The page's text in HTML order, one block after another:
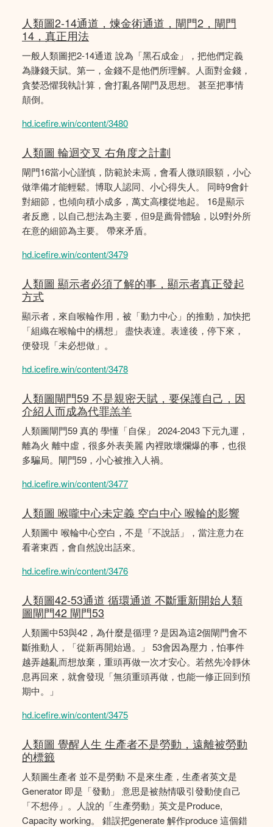
人類圖2-14通道，煉金術通道，閘門2，閘門
14，真正用法
一般人類圖把2-14通道 說為「黑石成金」，把他們定義
為賺錢天賦。第一，金錢不是他們所理解。人面對金錢，
貪婪恐懼我執計算，會打亂各閘門及思想。 甚至把事情
顛倒。
hd.icefire.win/content/3480
人類圖 輪迴交叉 右角度之計劃
閘門16當小心謹慎，防範於未焉，會看人微頭眼額，小心
做準備才能輕鬆。博取人認同、小心得失人。 同時9會針
對細節，也傾向積小成多，萬丈高樓從地起。 16是顯示
者反應，以自己想法為主要，但9是薦骨體驗，以9對外所
在意的細節為主要。 帶來矛盾。
hd.icefire.win/content/3479
人類圖 顯示者必須了解的事，顯示者真正發起
方式
顯示者，來自喉輪作用，被「動力中心」的推動，加快把
「組織在喉輪中的構想」 盡快表達。表達後，停下來，
便發現「未必想做」。
hd.icefire.win/content/3478
人類圖閘門59 不是親密天賦，要保護自己，因
介紹人而成為代罪羔羊
人類圖閘門59 真的 學懂「自保」 2024-2043 下元九運，
離為火 離中虛，很多外表美麗 內裡敗壞爛爆的事，也很
多騙局。閘門59，小心被推入人禍。
hd.icefire.win/content/3477
人類圖 喉嚨中心未定義 空白中心 喉輪的影響
人類圖中 喉輪中心空白，不是「不說話」，當注意力在
看著東西，會自然說出話來。
hd.icefire.win/content/3476
人類圖42-53通道 循環通道 不斷重新開始人類
圖閘門42 閘門53
人類圖中53與42，為什麼是循理？是因為這2個閘門會不
斷推動人，「從新再開始過。」 53會因為壓力，怕事件
越弄越亂而想放棄，重頭再做一次才安心。若然先冷靜休
息再回來，就會發現「無須重頭再做，也能一修正回到預
期中。」
hd.icefire.win/content/3475
人類圖 覺醒人生 生產者不是勞動，遠離被勞動
的標籤
人類圖生產者 並不是勞動 不是來生產，生產者英文是
Generator 即是「發動」 意思是被熱情吸引發動使自己
「不想停」。人說的「生產勞動」英文是Produce,
Capacity working。 錯誤把generate 解作produce 這個錯